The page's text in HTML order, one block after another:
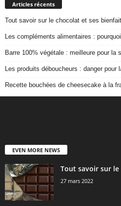
Articles récents
Tout savoir sur le chocolat et ses
Les compléments alimentaires :
Barre 100% végétale : meilleure pour la
Les produits déboucheurs : danger pour
Recette bouchées de cheesecake à la
EVEN MORE NEWS
Tout savoir sur
27 mars 2022